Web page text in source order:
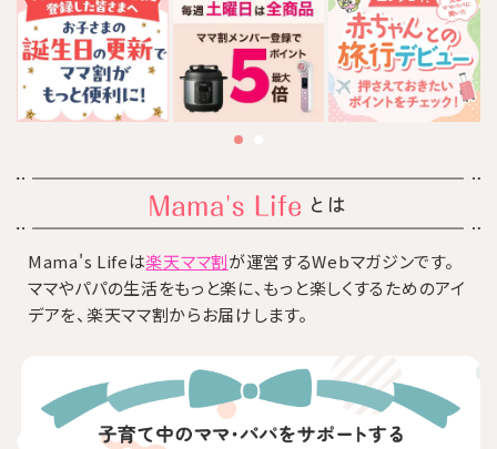
とは
Mama's Lifeは楽天ママ割が運営するWebマガジンです。
ママやパパの生活をもっと楽に、もっと楽しくするためのアイ
デアを、楽天ママ割からお届けします。